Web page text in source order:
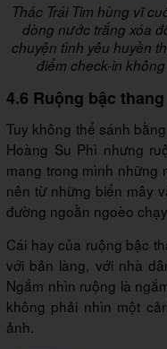
Thác Trái Tim hùng vĩ
dòng nước trắng xóa
chuyện tình yêu huyền
điểm check-in
4.6 Ruộng bậc
Tuy không thể sánh
Hoàng Su Phì nhưng
mang trong mình những
nên từ những biển mây
đường ngoằn ngoèo
Cái hay của ruộng bậc
với bản làng, với nhà
Ngắm nhìn ruộng là
không phải nhìn một
ảnh.